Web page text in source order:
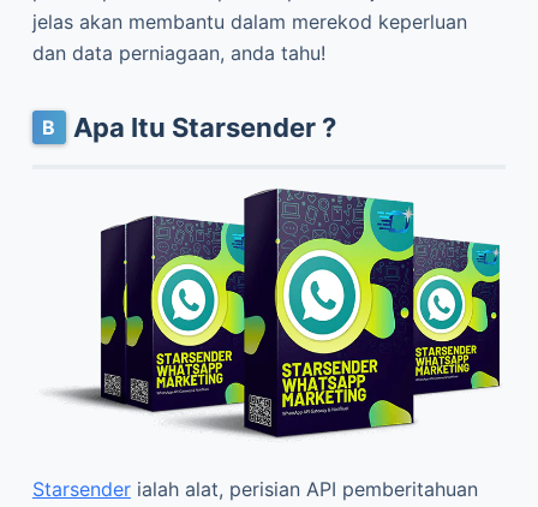
jelas akan membantu dalam merekod keperluan
dan data perniagaan, anda tahu!
Apa Itu Starsender ?
Starsenderialah alat, perisian API pemberitahuan